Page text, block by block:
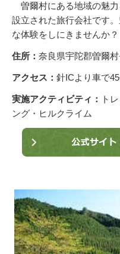
曽爾村にある地域の魅力
設立された旅行会社です
な体験をしにきませんか？
住所： 奈良県宇陀郡曽爾
アクセス： 針ICより車で
実施アクティビティ：
ト
ング・ヒルクライム